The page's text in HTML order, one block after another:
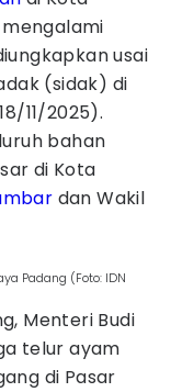
usai
(sidak) di
11/2025).
bahan
di Kota
dan Wakil
Padang (Foto: IDN
Menteri Budi
telur ayam
di Pasar